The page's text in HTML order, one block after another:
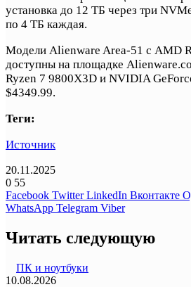
установка до 12 ТБ через три
по 4 ТБ каждая.
Модели Alienware Area-51 с AMD
доступны на площадке
Ryzen 7 9800X3D и NVIDIA
$4349.99.
Теги:
Источник
20.11.2025
0 55
Facebook Twitter LinkedIn Вконтакте
WhatsApp Telegram Viber
Читать следующую
ПК и ноутбуки
10.08.2026